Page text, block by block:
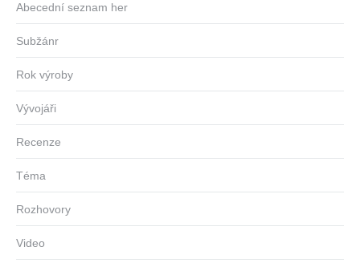
Abecední seznam her
Subžánr
Rok výroby
Vývojáři
Recenze
Téma
Rozhovory
Video